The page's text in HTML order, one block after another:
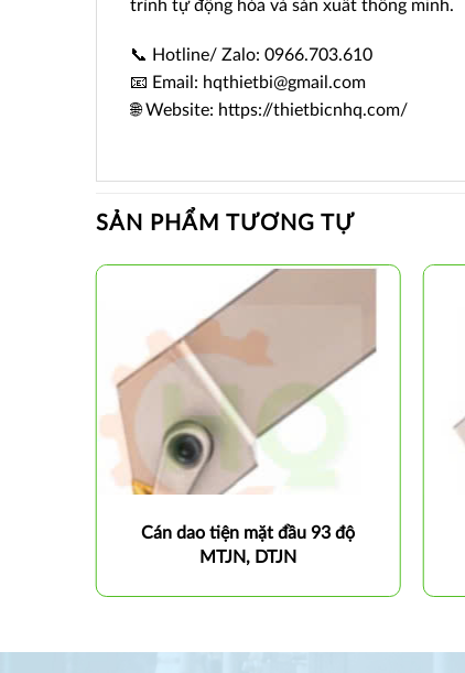
trình tự động hóa và sản xuất thông minh.
📞 Hotline/ Zalo: 0966.703.610
📧 Email: hqthietbi@gmail.com
🌐 Website: https://thietbicnhq.com/
SẢN PHẨM TƯƠNG TỰ
Cán dao tiện mặt đầu 93 độ
MTJN, DTJN